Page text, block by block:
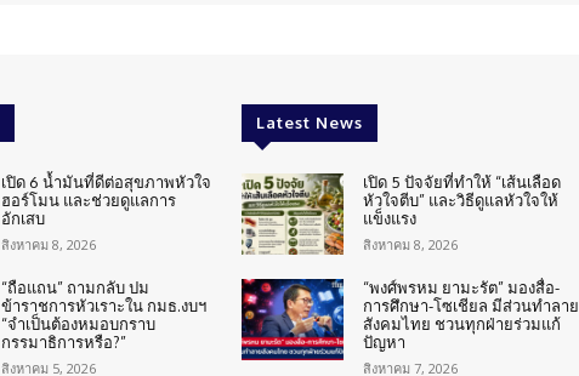
เปิด 6 น้ำมันที่ดีต่อสุขภาพหัวใจ
ฮอร์โมน และช่วยดูแลการ
อักเสบ
สิงหาคม 8, 2026
“ถือแถน” ถามกลับ ปม
ข้าราชการหัวเราะใน กมธ.งบฯ
“จำเป็นต้องหมอบกราบ
กรรมาธิการหรือ?”
สิงหาคม 5, 2026
Latest News
เปิด 5 ปัจจัยที่ทำให้ “เส้นเลือด
หัวใจตีบ” และวิธีดูแลหัวใจให้
แข็งแรง
สิงหาคม 8, 2026
“พงศ์พรหม ยามะรัต” มองสื่อ-
การศึกษา-โซเชียล มีส่วนทำลาย
สังคมไทย ชวนทุกฝ่ายร่วมแก้
ปัญหา
สิงหาคม 7, 2026